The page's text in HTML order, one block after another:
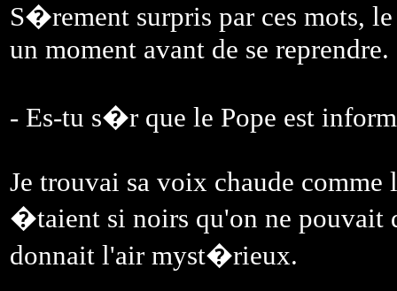
S�rement surpris par ces mots,
un moment avant de se reprendre.
- Es-tu s�r que le Pope est
Je trouvai sa voix chaude
�taient si noirs qu'on ne
donnait l'air myst�rieux.